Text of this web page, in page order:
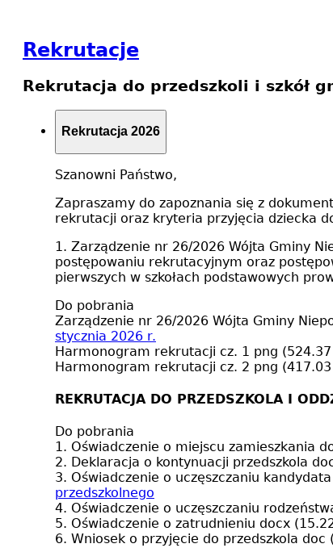
Rekrutacje
Rekrutacja do przedszkoli i szkół
Rekrutacja 2026
Szanowni Państwo,
Zapraszamy do zapoznania się z
rekrutacji oraz kryteria przyjęcia dziecka
1. Zarządzenie nr 26/2026 Wójta Gminy
postępowaniu rekrutacyjnym oraz
pierwszych w szkołach podstawowych
Do pobrania
Zarządzenie nr 26/2026 Wójta Gminy
stycznia 2026 r.
Harmonogram rekrutacji cz. 1 png (524.37
Harmonogram rekrutacji cz. 2 png (417.03
REKRUTACJA DO PRZEDSZKOLA I
Do pobrania
1. Oświadczenie o miejscu zamieszkania
2. Deklaracja o kontynuacji przedszkola
3. Oświadczenie o uczęszczaniu
przedszkolnego
4. Oświadczenie o uczęszczaniu
5. Oświadczenie o zatrudnieniu docx
6. Wniosek o przyjęcie do przedszkola doc